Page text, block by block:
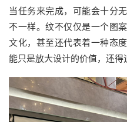
当任务来完成，可能会十分
不一样。纹不仅仅是一个图
文化，甚至还代表着一种态
能只是放大设计的价值，还得